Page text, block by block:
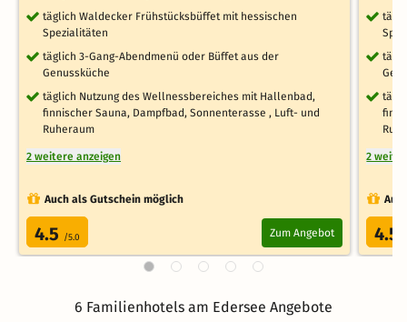
täglich Waldecker Frühstücksbüffet mit hessischen
Spezialitäten
täglich 3-Gang-Abendmenü oder Büffet aus der
Genussküche
täglich Nutzung des Wellnessbereiches mit Hallenbad,
finnischer Sauna, Dampfbad, Sonnenterasse , Luft- und
Ruheraum
2 weitere anzeigen
Auch als Gutschein möglich
4.5 /5.0 Zum Angebot
2
4.5
6 Familienhotels am Edersee Angebote